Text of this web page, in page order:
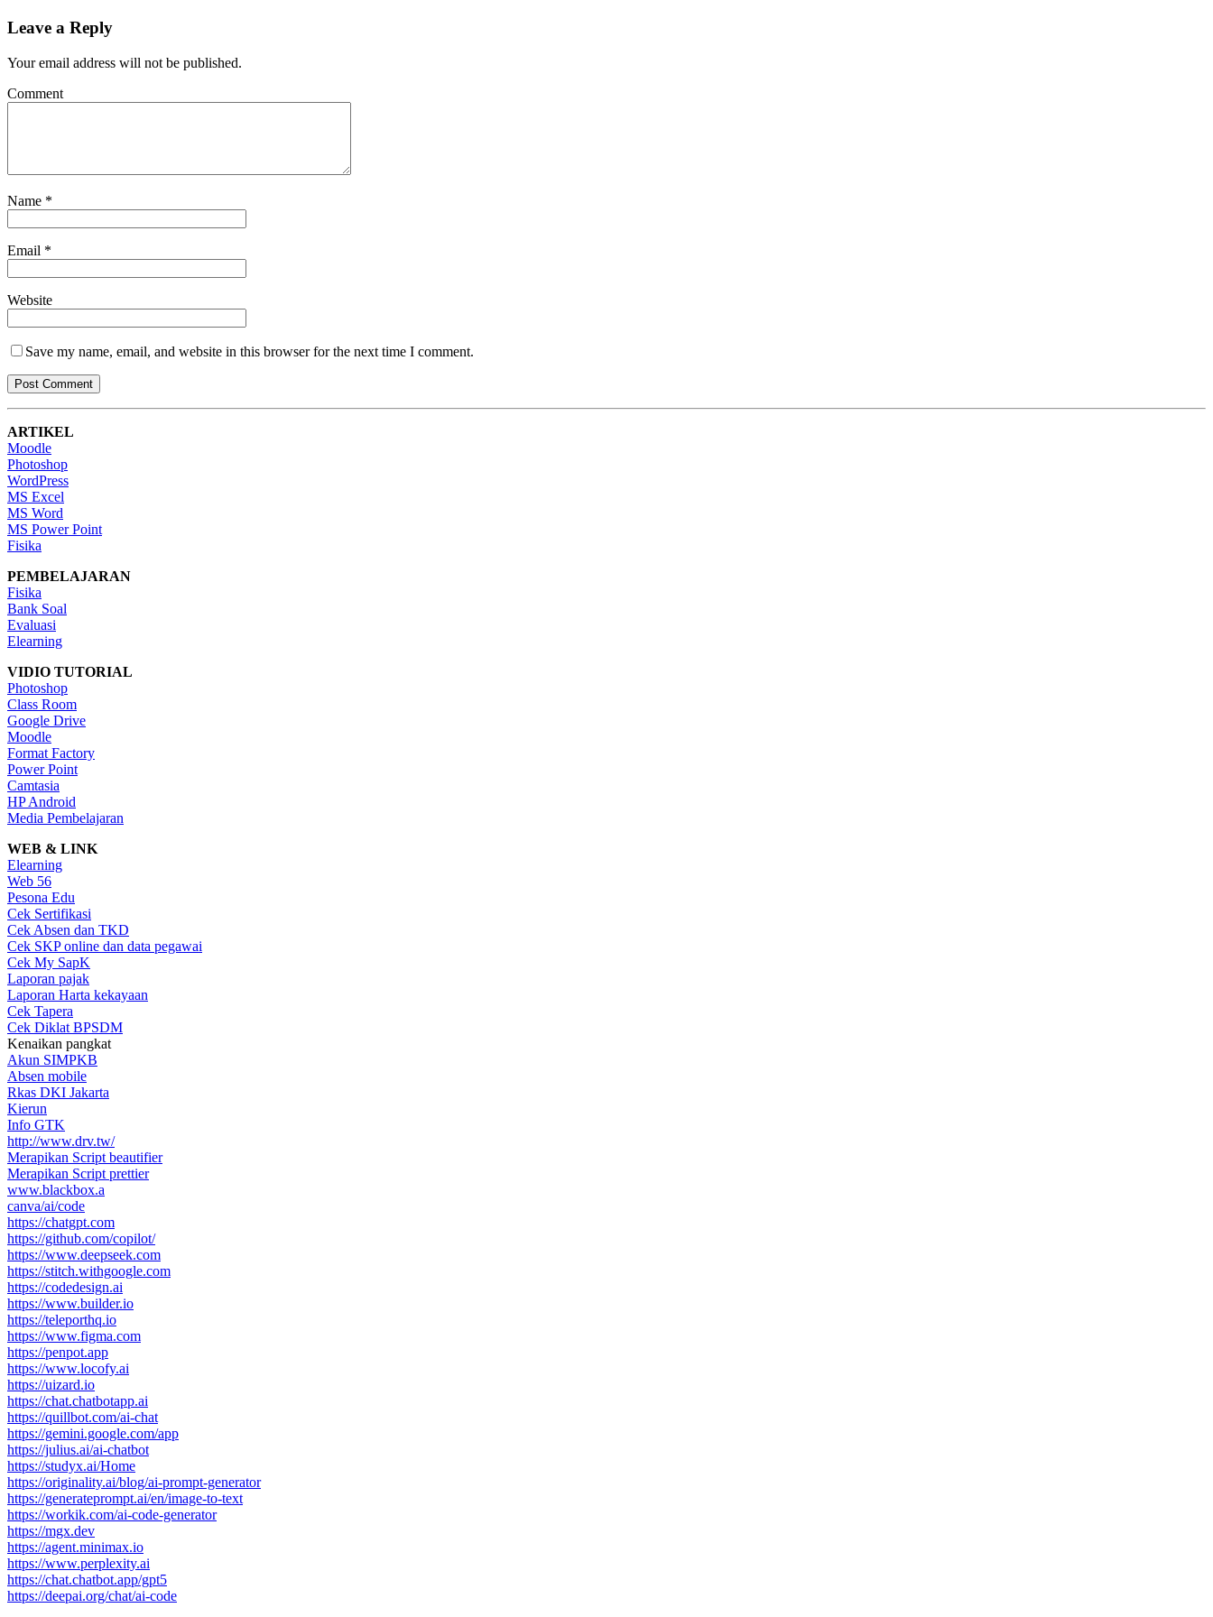
Leave a Reply
Your email address will not be published.
Comment
Name *
Email *
Website
Save my name, email, and website in this browser for the next time I comment.
ARTIKEL
Moodle
Photoshop
WordPress
MS Excel
MS Word
MS Power Point
Fisika
PEMBELAJARAN
Fisika
Bank Soal
Evaluasi
Elearning
VIDIO TUTORIAL
Photoshop
Class Room
Google Drive
Moodle
Format Factory
Power Point
Camtasia
HP Android
Media Pembelajaran
WEB & LINK
Elearning
Web 56
Pesona Edu
Cek Sertifikasi
Cek Absen dan TKD
Cek SKP online dan data pegawai
Cek My SapK
Laporan pajak
Laporan Harta kekayaan
Cek Tapera
Cek Diklat BPSDM
Kenaikan pangkat
Akun SIMPKB
Absen mobile
Rkas DKI Jakarta
Kierun
Info GTK
http://www.drv.tw/
Merapikan Script beautifier
Merapikan Script prettier
www.blackbox.a
canva/ai/code
https://chatgpt.com
https://github.com/copilot/
https://www.deepseek.com
https://stitch.withgoogle.com
https://codedesign.ai
https://www.builder.io
https://teleporthq.io
https://www.figma.com
https://penpot.app
https://www.locofy.ai
https://uizard.io
https://chat.chatbotapp.ai
https://quillbot.com/ai-chat
https://gemini.google.com/app
https://julius.ai/ai-chatbot
https://studyx.ai/Home
https://originality.ai/blog/ai-prompt-generator
https://generateprompt.ai/en/image-to-text
https://workik.com/ai-code-generator
https://mgx.dev
https://agent.minimax.io
https://www.perplexity.ai
https://chat.chatbot.app/gpt5
https://deepai.org/chat/ai-code